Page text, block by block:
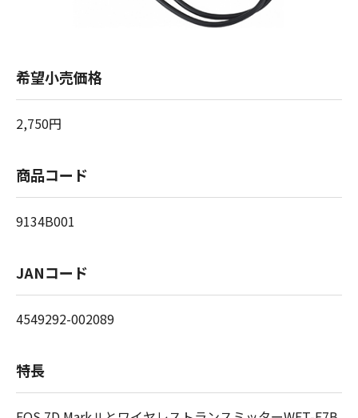
希望小売価格
2,750円
商品コード
9134B001
JANコード
4549292-002089
特長